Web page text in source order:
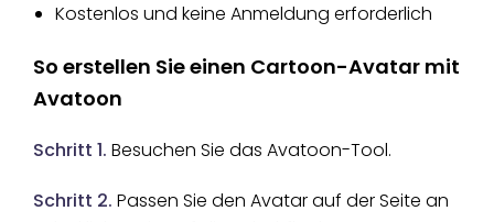
Kostenlos und keine Anmeldung erforderlich
So erstellen Sie einen Cartoon-Avatar mit
Avatoon
Schritt 1. Besuchen Sie das Avatoon-Tool.
Schritt 2. Passen Sie den Avatar auf der Seite an